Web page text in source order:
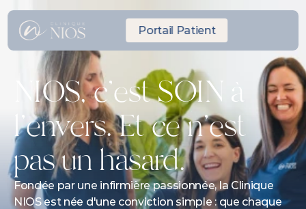
Portail Patient
NIOS, c'est SOIN à
l'envers. Et ce n'est
pas un hasard.
Fondée par une infirmière passionnée, la Clinique
NIOS est née d'une conviction simple : que chaque